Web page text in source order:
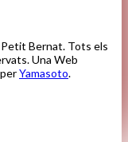
Bernat. Tots els
Una Web
Yamasoto.